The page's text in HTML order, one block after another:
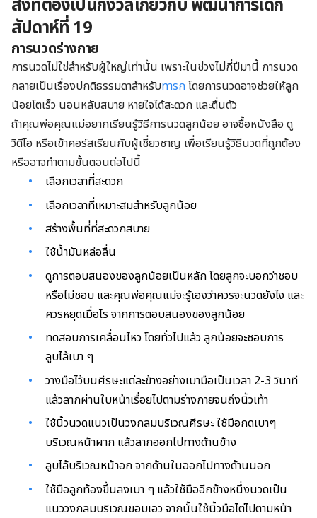
สิ่งที่ต้องเป็นกังวลเกี่ยวกับ พัฒนาการเด็ก
สัปดาห์ที่ 19
การนวดร่างกาย
การนวดไม่ใช่สำหรับผู้ใหญ่เท่านั้น เพราะในช่วงไม่กี่ปีมานี้ การนวด
กลายเป็นเรื่องปกติธรรมดาสำหรับทารก โดยการนวดอาจช่วยให้ลูก
น้อยโตเร็ว นอนหลับสบาย หายใจได้สะดวก และตื่นตัว
ถ้าคุณพ่อคุณแม่อยากเรียนรู้วิธีการนวดลูกน้อย อาจซื้อหนังสือ ดู
วิดีโอ หรือเข้าคอร์สเรียนกับผู้เชี่ยวชาญ เพื่อเรียนรู้วิธีนวดที่ถูกต้อง
หรืออาจทำตามขั้นตอนต่อไปนี้
เลือกเวลาที่สะดวก
เลือกเวลาที่เหมาะสมสำหรับลูกน้อย
สร้างพื้นที่ที่สะดวกสบาย
ใช้น้ำมันหล่อลื่น
ดูการตอบสนองของลูกน้อยเป็นหลัก โดยลูกจะบอกว่าชอบ
หรือไม่ชอบ และคุณพ่อคุณแม่จะรู้เองว่าควรจะนวดยังไง และ
ควรหยุดเมื่อไร จากการตอบสนองของลูกน้อย
ทดสอบการเคลื่อนไหว โดยทั่วไปแล้ว ลูกน้อยจะชอบการ
ลูบไล้เบา ๆ
วางมือไว้บนศีรษะแต่ละข้างอย่างเบามือเป็นเวลา 2-3 วินาที
แล้วลากผ่านใบหน้าเรื่อยไปตามร่างกายจนถึงนิ้วเท้า
ใช้นิ้วนวดแนวเป็นวงกลมบริเวณศีรษะ ใช้มือกดเบาๆ
บริเวณหน้าผาก แล้วลากออกไปทางด้านข้าง
ลูบไล้บริเวณหน้าอก จากด้านในออกไปทางด้านนอก
ใช้มือลูกท้องขึ้นลงเบา ๆ แล้วใช้มืออีกข้างหนึ่งนวดเป็น
แนววงกลมบริเวณขอบเอว จากนั้นใช้นิ้วมือไต่ไปตามหน้า